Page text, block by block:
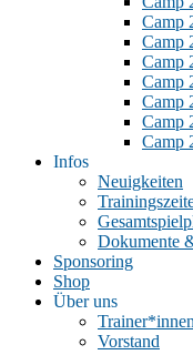
Camp
Camp
Camp
Camp
Camp
Camp
Camp
Infos
Neuigkeiten
Dokumente
Sponsoring
Shop
Über uns
Trainer*innen
Vorstand